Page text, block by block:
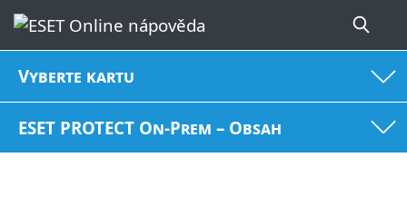
Vyberte kartu
ESET PROTECT On-Prem – Obsah